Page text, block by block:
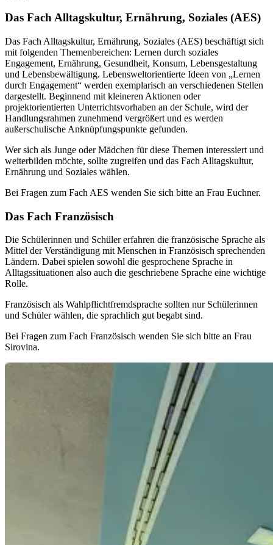
Das Fach Alltagskultur, Ernährung, Soziales (AES)
Das Fach Alltagskultur, Ernährung, Soziales (AES) beschäftigt sich
mit folgenden Themenbereichen: Lernen durch soziales
Engagement, Ernährung, Gesundheit, Konsum, Lebensgestaltung
und Lebensbewältigung. Lebensweltorientierte Ideen von „Lernen
durch Engagement“ werden exemplarisch an verschiedenen Stellen
dargestellt. Beginnend mit kleineren Aktionen oder
projektorientierten Unterrichtsvorhaben an der Schule, wird der
Handlungsrahmen zunehmend vergrößert und es werden
außerschulische Anknüpfungspunkte gefunden.
Wer sich als Junge oder Mädchen für diese Themen interessiert und
weiterbilden möchte, sollte zugreifen und das Fach Alltagskultur,
Ernährung und Soziales wählen.
Bei Fragen zum Fach AES wenden Sie sich bitte an Frau Euchner.
Das Fach Französisch
Die Schülerinnen und Schüler erfahren die französische Sprache als
Mittel der Verständigung mit Menschen in Französisch sprechenden
Ländern. Dabei spielen sowohl die gesprochene Sprache in
Alltagssituationen also auch die geschriebene Sprache eine wichtige
Rolle.
Französisch als Wahlpflichtfremdsprache sollten nur Schülerinnen
und Schüler wählen, die sprachlich gut begabt sind.
Bei Fragen zum Fach Französisch wenden Sie sich bitte an Frau
Sirovina.